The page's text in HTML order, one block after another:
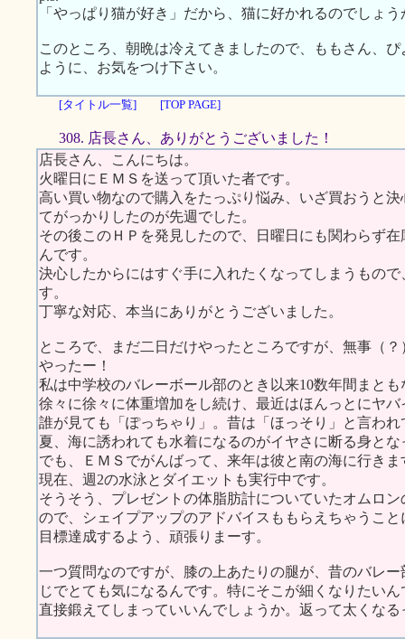
「やっぱり猫が好き」だから、猫に好かれるのでしょう
このところ、朝晩は冷えてきましたので、ももさん、
ように、お気をつけ下さい。
[タイトル一覧] [TOP PAGE]
308. 店長さん、ありがとうございました！
店長さん、こんにちは。
火曜日にＥＭＳを送って頂いた者です。
高い買い物なので購入をたっぷり悩み、いざ買おうと
てがっかりしたのが先週でした。
その後このＨＰを発見したので、日曜日にも関わらず
んです。
決心したからにはすぐ手に入れたくなってしまうもの
す。
丁寧な対応、本当にありがとうございました。
ところで、まだ二日だけやったところですが、無事（
やったー！
私は中学校のバレーボール部のとき以来10数年間まと
徐々に徐々に体重増加をし続け、最近はほんっとにヤ
誰が見ても「ぽっちゃり」。昔は「ほっそり」と言わ
夏、海に誘われても水着になるのがイヤさに断る身と
でも、ＥＭＳでがんばって、来年は彼と南の海に行きま
現在、週2の水泳とダイエットも実行中です。
そうそう、プレゼントの体脂肪計についていたオムロ
ので、シェイプアップのアドバイスももらえちゃうこ
目標達成するよう、頑張りまーす。
一つ質問なのですが、膝の上あたりの腿が、昔のバレ
じでとても気になるんです。特にそこが細くなりたい
直接鍛えてしまっていいんでしょうか。返って太くな